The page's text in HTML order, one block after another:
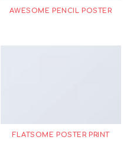
AWESOME PENCIL POSTER
FLATSOME POSTER PRINT